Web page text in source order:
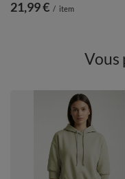
21,99 € / item
Vous